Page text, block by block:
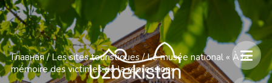
Главная / Les sites touristiques / Le musée national « À la
mémoire des victimes de la répression»